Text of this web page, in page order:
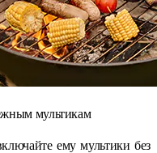
мультикам
ему мультики без